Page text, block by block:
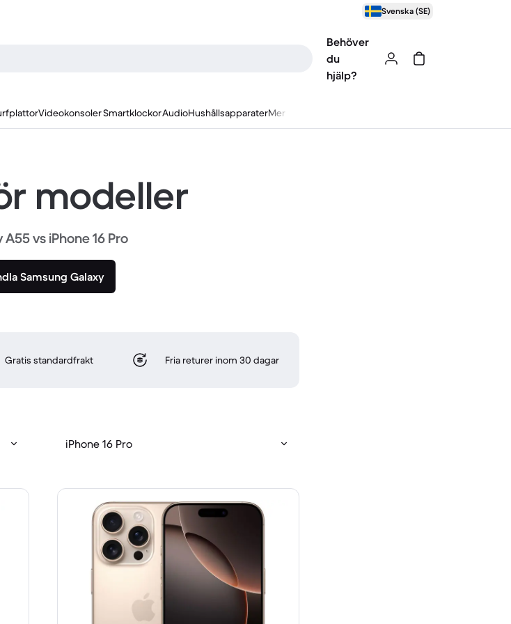
Svenska (SE)
Behöver
du
hjälp?
VideokonsolerSmartklockorAudioHushållsapparaterMer
modeller
vs iPhone 16 Pro
Samsung Galaxy
Gratis standardfrakt Fria returer inom 30 dagar
iPhone 16 Pro